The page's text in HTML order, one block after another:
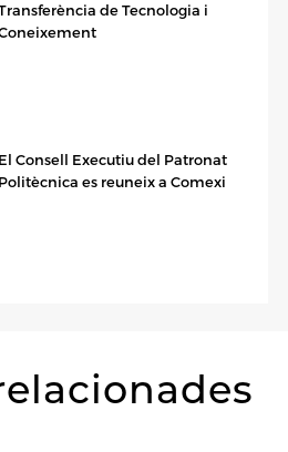
de Tecnologia i
El Consell Executiu del Patronat
Politècnica es reuneix a Comexi